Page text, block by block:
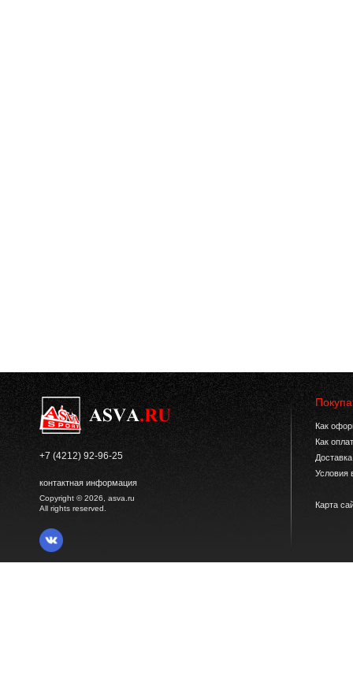
+7 (4212) 92-96-25
контактная информация
Copyright © 2026, asva.ru
All rights reserved.
Как
Как
Условия
Карта